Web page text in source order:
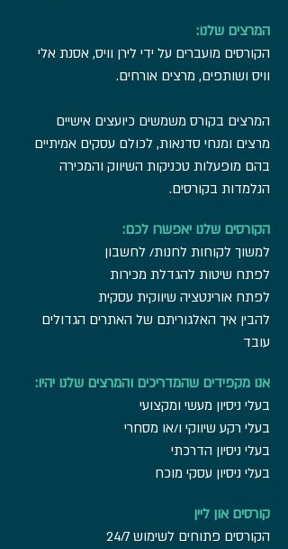
המרצים שלנו:
הקורסים מועברים על ידי לירן וויס, אסנת אלי
וויס ושותפים, מרצים אורחים.
המרצים בקורס משמשים כיועצים אישיים
מרצים ומנחי סדנאות, לכולם עסקים אמיתיים
בהם מופעלות טכניקות השיווק והמכירה
הנלמדות בקורסים.
הקורסים שלנו יאפשרו לכם:
למשוך לקוחות לחנות/ לחשבון
לפתח שיטות להגדלת מכירות
לפתח אורינטציה שיווקית עסקית
להבין איך האלגוריתם של האתרים הגדולים
עובד
אנו מקפידים שהמדריכים והמרצים שלנו יהיו:
בעלי ניסיון מעשי ומקצועי
בעלי רקע שיווקי ו/או מסחרי
בעלי ניסיון הדרכתי
בעלי ניסיון עסקי מוכח
קורסים און ליין
הקורסים פתוחים לשימוש 24/7